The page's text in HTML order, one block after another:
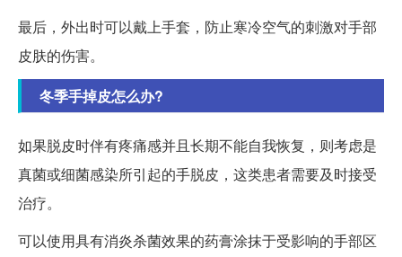
最后，外出时可以戴上手套，防止寒冷空气的刺激对手部
皮肤的伤害。
冬季手掉皮怎么办?
如果脱皮时伴有疼痛感并且长期不能自我恢复，则考虑是
真菌或细菌感染所引起的手脱皮，这类患者需要及时接受
治疗。
可以使用具有消炎杀菌效果的药膏涂抹于受影响的手部区